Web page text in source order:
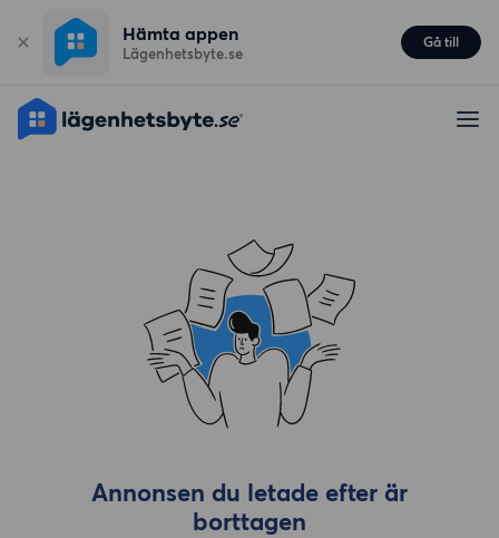
Hämta appen
Lägenhetsbyte.se
Gå till
Annonsen du letade efter är
borttagen